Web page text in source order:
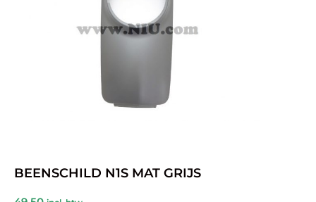
BEENSCHILD N1S MAT GRIJS